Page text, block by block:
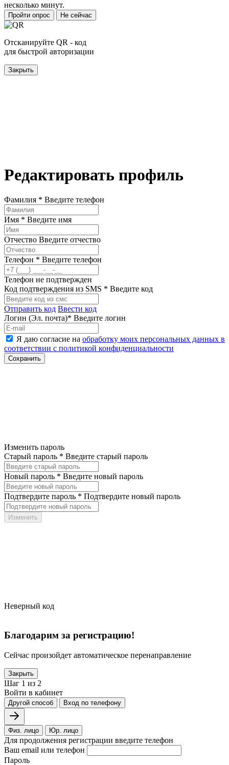
несколько минут.
Пройти опрос Не сейчас
Отсканируйте QR - код
для быстрой авторизации
Закрыть
Редактировать профиль
Фамилия * Введите телефон
Имя * Введите имя
Отчество Введите отчество
Телефон * Введите телефон
Телефон не подтвержден
Код подтверждения из SMS * Введите код
Отправить код Ввести код
Логин (Эл. почта)* Введите логин
Я даю согласие на обработку моих персональных данных в
соответствии с политикой конфиденциальности
Изменить пароль
Старый пароль * Введите старый пароль
Новый пароль * Введите новый пароль
Подтвердите пароль * Подтвердите новый пароль
Неверный код
Благодарим за регистрацию!
Сейчас произойдет автоматическое перенаправление
Закрыть
Шаг 1 из 2
Войти в кабинет
Другой способ Вход по телефону
Физ. лицо Юр. лицо
Для продолжения регистрации введите телефон
Ваш email или телефон
Пароль